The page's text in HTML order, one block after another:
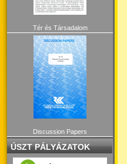
Tér és Társadalom
Discussion Papers
ÚSZT PÁLYÁZATOK